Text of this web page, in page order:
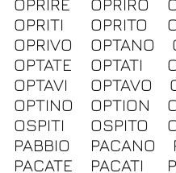
OPRIRE OPRIRO
OPRITI
OPRITO
OPRIVO
OPTANO
OPTATE
OPTATI
OPTAVI
OPTAVO
OPTINO
OPTION
OSPITI
OSPITO
PABBIO
PACANO
PACATE
PACATI